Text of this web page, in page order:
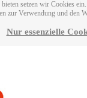
setzen wir Cookies
zur Verwendung und den
Nur essenzielle